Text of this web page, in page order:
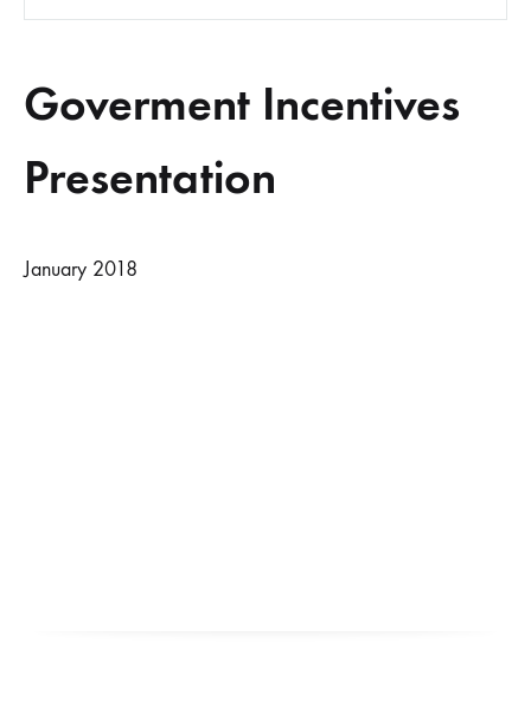
Goverment Incentives
Presentation
January 2018